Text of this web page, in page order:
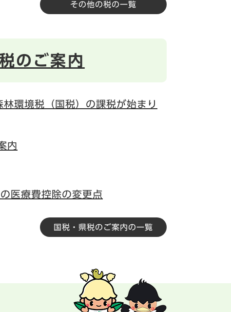
その他の税の一覧
のご案内
環境税（国税）の課税が始まり
内
医療費控除の変更点
国税・県税のご案内の一覧